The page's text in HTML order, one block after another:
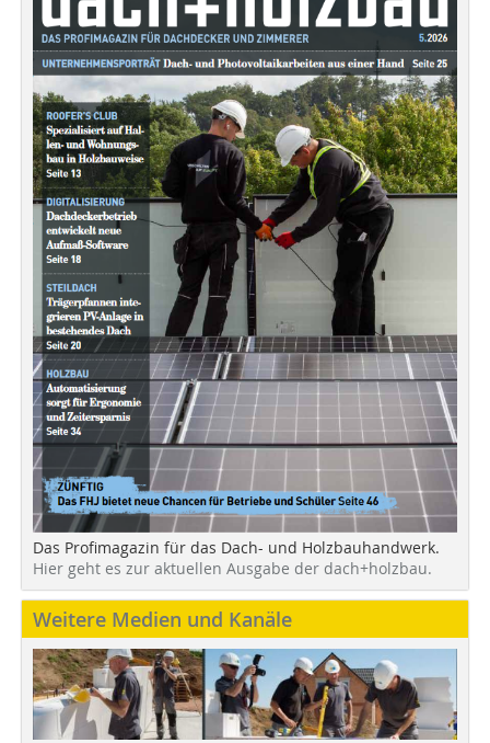
Das Profimagazin für das Dach- und Holzbauhandwerk.
Hier geht es zur aktuellen Ausgabe der dach+holzbau.
Weitere Medien und Kanäle